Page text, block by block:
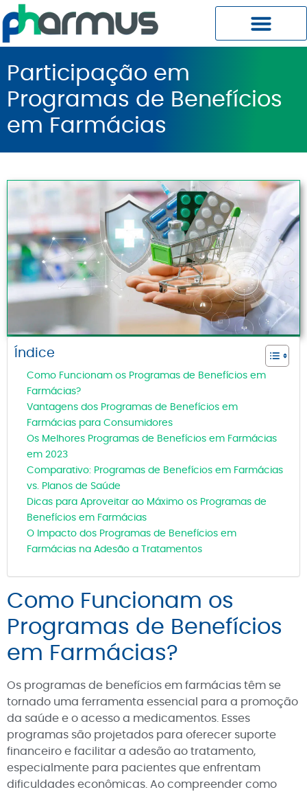
Participação em
Programas de Benefícios
em Farmácias
Índice
Como Funcionam os Programas de Benefícios em
Farmácias?
Vantagens dos Programas de Benefícios em
Farmácias para Consumidores
Os Melhores Programas de Benefícios em Farmácias
em 2023
Comparativo: Programas de Benefícios em Farmácias
vs. Planos de Saúde
Dicas para Aproveitar ao Máximo os Programas de
Benefícios em Farmácias
O Impacto dos Programas de Benefícios em
Farmácias na Adesão a Tratamentos
Como Funcionam os
Programas de Benefícios
em Farmácias?
Os programas de benefícios em farmácias têm se
tornado uma ferramenta essencial para a promoção
da saúde e o acesso a medicamentos. Esses
programas são projetados para oferecer suporte
financeiro e facilitar a adesão ao tratamento,
especialmente para pacientes que enfrentam
dificuldades econômicas. Ao compreender como